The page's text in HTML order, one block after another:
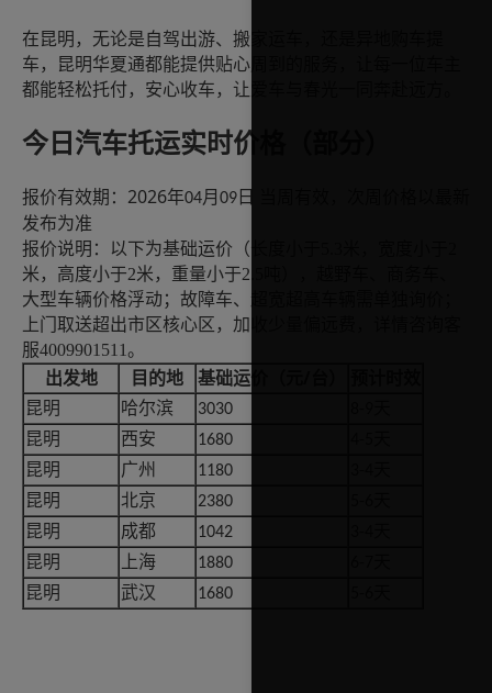
在昆明，无论是自驾出游、搬家运车，还是异地购车提
车，昆明华夏通都能提供贴心周到的服务，让每一位车主
都能轻松托付，安心收车，让爱车与春光一同奔赴远方。
今日汽车托运实时价格
报价有效期： 2026年04月 09 日
发布为准
报价说明：以下为基础运价 （长度小于
米，高度小于2米，重量小于2.5吨）
大型车辆价格浮动 ；故障车、超宽超高车辆需单独询价；
上门取送超出市区核心区，加收少量偏远费，详情咨询客
服4009901511。
出发地
目的地 基础运价（元
昆明
哈尔滨 3030
昆明
西安 1680
昆明
广州 1180
昆明
北京 2380
昆明
成都 1042
昆明
上海 1880
昆明
武汉 1680